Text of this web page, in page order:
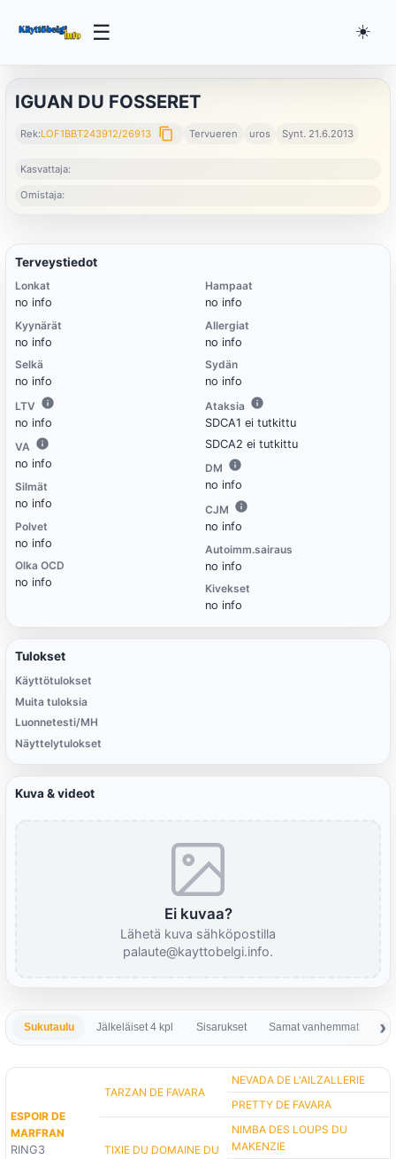
☰ ☀️
IGUAN DU FOSSERET
Rek:LOF1BBT243912/26913 content_copy Tervueren uros Synt. 21.6.2013
Kasvattaja:
Omistaja:
Terveystiedot
Lonkat
no info
Kyynärät
no info
Selkä
no info
LTV
no info
VA
no info
Silmät
no info
Polvet
no info
Olka OCD
no info
Hampaat
no info
Allergiat
no info
Sydän
no info
Ataksia
SDCA1 ei tutkittu
SDCA2 ei tutkittu
DM
no info
CJM
no info
Autoimm.sairaus
no info
Kivekset
no info
Tulokset
Käyttötulokset
Muita tuloksia
Luonnetesti/MH
Näyttelytulokset
Kuva & videot
Ei kuvaa?
Lähetä kuva sähköpostilla
palaute@kayttobelgi.info.
Sukutaulu Jälkeläiset 4 kpl Sisarukset Samat vanhemmat
ESPOIR DE
MARFRAN
RING3
TARZAN DE FAVARA
NEVADA DE L'AILZALLERIE
PRETTY DE FAVARA
TIXIE DU DOMAINE DU
NIMBA DES LOUPS DU
MAKENZIE